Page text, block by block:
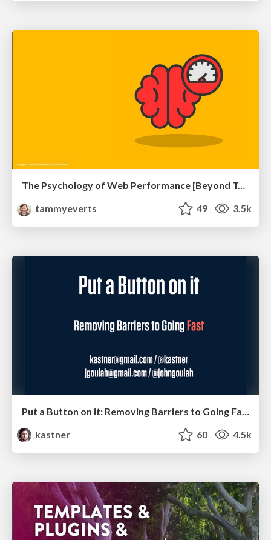
The Psychology of Web Performance [Beyond Tellerrand 2023]
tammyeverts
49 3.5k
Put a Button on it: Removing Barriers to Going Fast.
kastner
60 4.5k